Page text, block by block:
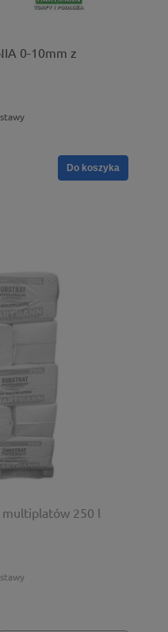
0-10mm z
Do koszyka
250 l